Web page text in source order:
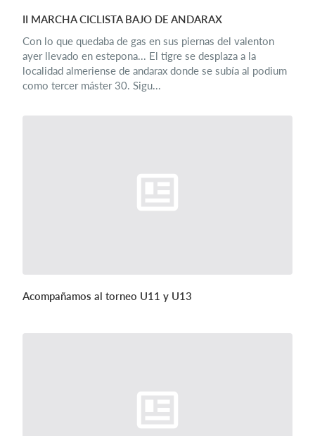
II MARCHA CICLISTA BAJO DE ANDARAX
Con lo que quedaba de gas en sus piernas del valenton
ayer llevado en estepona... El tigre se desplaza a la
localidad almeriense de andarax donde se subía al podium
como tercer máster 30. Sigu...
Acompañamos al torneo U11 y U13